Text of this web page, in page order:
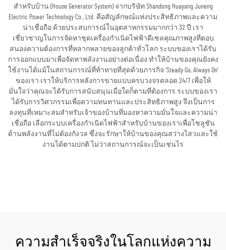
สำหรับบ้าน (House Generator System) จากบริษัท Shandong Huayang Juneng
Electric Power Technology Co., Ltd. คือสัญลักษณ์แห่งประสิทธิภาพและความ
น่าเชื่อถือ ด้วยประสบการณ์ในอุตสาหกรรมมากกว่า 32 ปี เรา
เชี่ยวชาญในการจัดหาชุดเครื่องกำเนิดไฟฟ้าดีเซลคุณภาพสูงที่ตอบ
สนองความต้องการที่หลากหลายของลูกค้าทั่วโลก ระบบของเราได้รับ
การออกแบบมาเพื่อจัดหาพลังงานอย่างต่อเนื่อง ทำให้บ้านของคุณยังคง
ใช้งานได้แม้ในสถานการณ์ที่ท้าทายที่สุดด้วยภารกิจ 'Steady Go, Always On'
ของเรา เราให้บริการหลังการขายแบบครบวงจรตลอด 24/7 เพื่อให้
มั่นใจว่าคุณจะได้รับการสนับสนุนเมื่อใดก็ตามที่ต้องการ ระบบของเรา
ได้รับการวิศวกรรมเพื่อความทนทานและประสิทธิภาพสูง จึงเป็นการ
ลงทุนที่เหมาะสมสำหรับเจ้าของบ้านที่มองหาความมั่นใจและความน่า
เชื่อถือ เลือกระบบเครื่องกำเนิดไฟฟ้าสำหรับบ้านของเราเพื่อโซลูชัน
ด้านพลังงานที่ไม่ต้องกังวล ซึ่งจะรักษาให้บ้านของคุณสว่างไสวและใช้
งานได้ตามปกติ ไม่ว่าสถานการณ์จะเป็นเช่นไร
ความสำเร็จจริงในโลกแห่งความ